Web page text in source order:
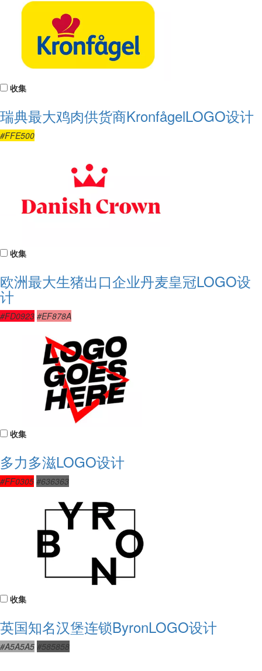
收集
瑞典最大鸡肉供货商KronfågelLOGO设计
#FFE500
收集
欧洲最大生猪出口企业丹麦皇冠LOGO设
计
#FD0923 #EF878A
收集
多力多滋LOGO设计
#FF0305 #636363
收集
英国知名汉堡连锁ByronLOGO设计
#A5A5A5 #585858